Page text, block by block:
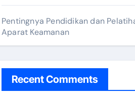
Pentingnya Pendidikan dan
Aparat Keamanan
Recent Comments